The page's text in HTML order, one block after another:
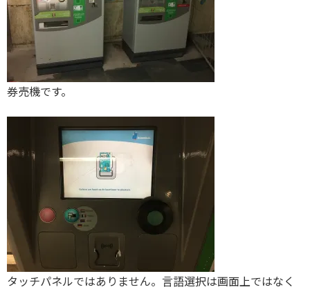
券売機です。
タッチパネルではありません。言語選択は画面上ではなく